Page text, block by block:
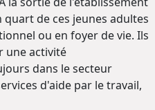
de ces jeunes adultes
ou en foyer de vie. Ils
une activité
dans le secteur
d'aide par le travail,